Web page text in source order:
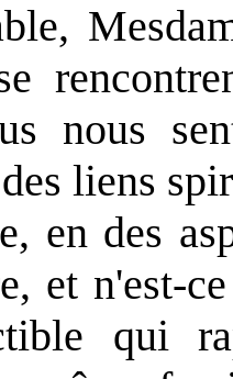
nous
liens
en des
et n'est-
qui